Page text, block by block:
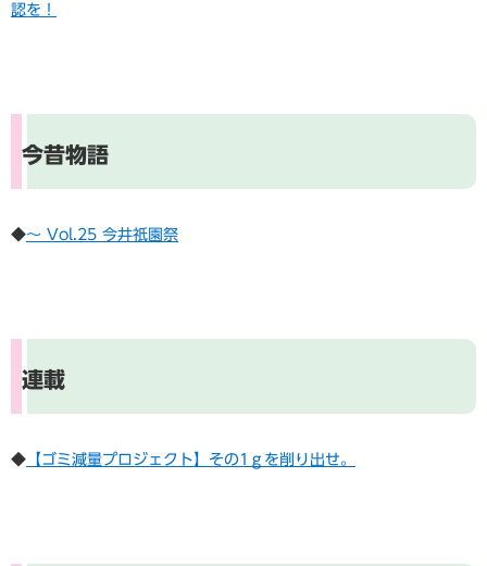
認を！
今昔物語
◆～ Vol.25 今井祇園祭
連載
◆ 【ゴミ減量プロジェクト】その1ｇを削り出せ。